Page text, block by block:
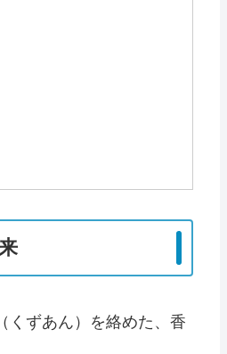
くずあん）を絡めた、香